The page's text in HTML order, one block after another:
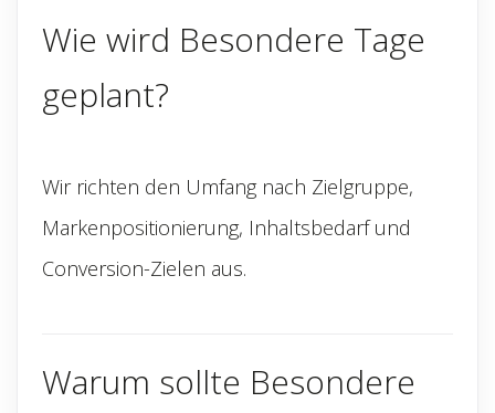
Wie wird Besondere Tage
geplant?
Wir richten den Umfang nach Zielgruppe,
Markenpositionierung, Inhaltsbedarf und
Conversion-Zielen aus.
Warum sollte Besondere